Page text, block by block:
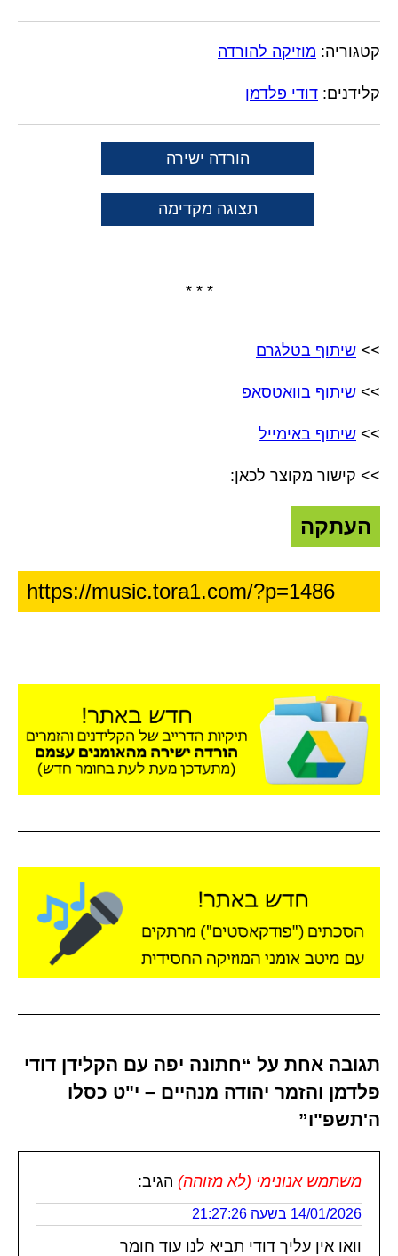
קטגוריה: מוזיקה להורדה
קלידנים: דודי פלדמן
הורדה ישירה
תצוגה מקדימה
* * *
>> שיתוף בטלגרם
>> שיתוף בוואטסאפ
>> שיתוף באימייל
>> קישור מקוצר לכאן:
העתקה
תגובה אחת על “חתונה יפה עם הקלידן דודי
פלדמן והזמר יהודה מנהיים – י"ט כסלו
ה'תשפ"ו”
משתמש אנונימי (לא מזוהה) הגיב:
14/01/2026 בשעה 21:27:26
וואו אין עליך דודי תביא לנו עוד חומר